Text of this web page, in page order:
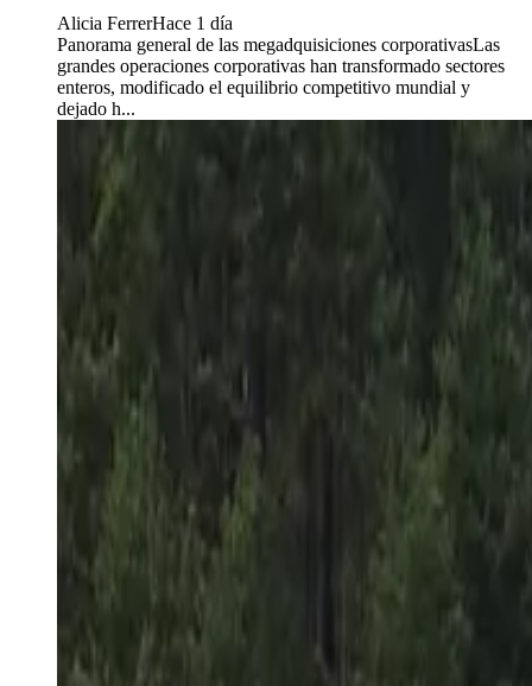
Alicia FerrerHace 1 día
Panorama general de las megadquisiciones corporativasLas
grandes operaciones corporativas han transformado sectores
enteros, modificado el equilibrio competitivo mundial y
dejado h...